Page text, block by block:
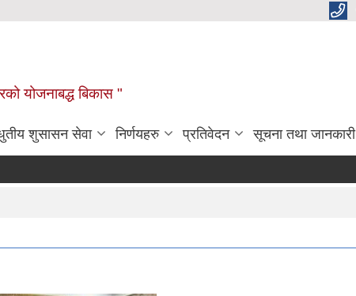
योजनाबद्ध बिकास "
शुसासन सेवा निर्णयहरु प्रतिवेदन सूचना तथा जानकारी